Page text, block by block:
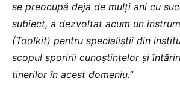
se preocupă deja de mulți ani cu
subiect, a dezvoltat acum un
(Toolkit) pentru specialiștii din
scopul sporirii cunoștințelor și
tinerilor în acest domeniu.”